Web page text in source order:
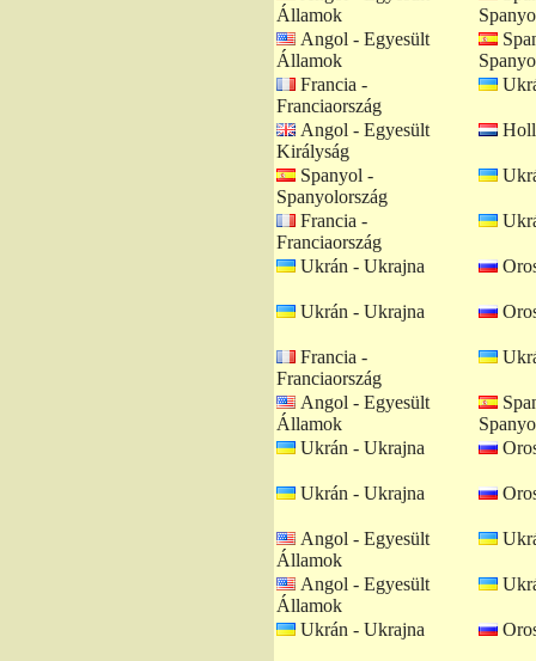
Államok
Angol - Egyesült
Államok
Francia -
Franciaország
Angol - Egyesült
Királyság
Spanyol -
Spanyolország
Francia -
Franciaország
Ukrán - Ukrajna
Ukrán - Ukrajna
Francia -
Franciaország
Angol - Egyesült
Államok
Ukrán - Ukrajna
Ukrán - Ukrajna
Angol - Egyesült
Államok
Angol - Egyesült
Államok
Ukrán - Ukrajna